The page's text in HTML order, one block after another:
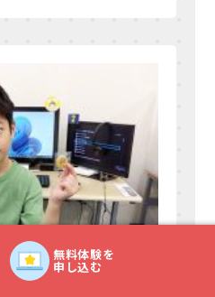
無料体験を
申し込む